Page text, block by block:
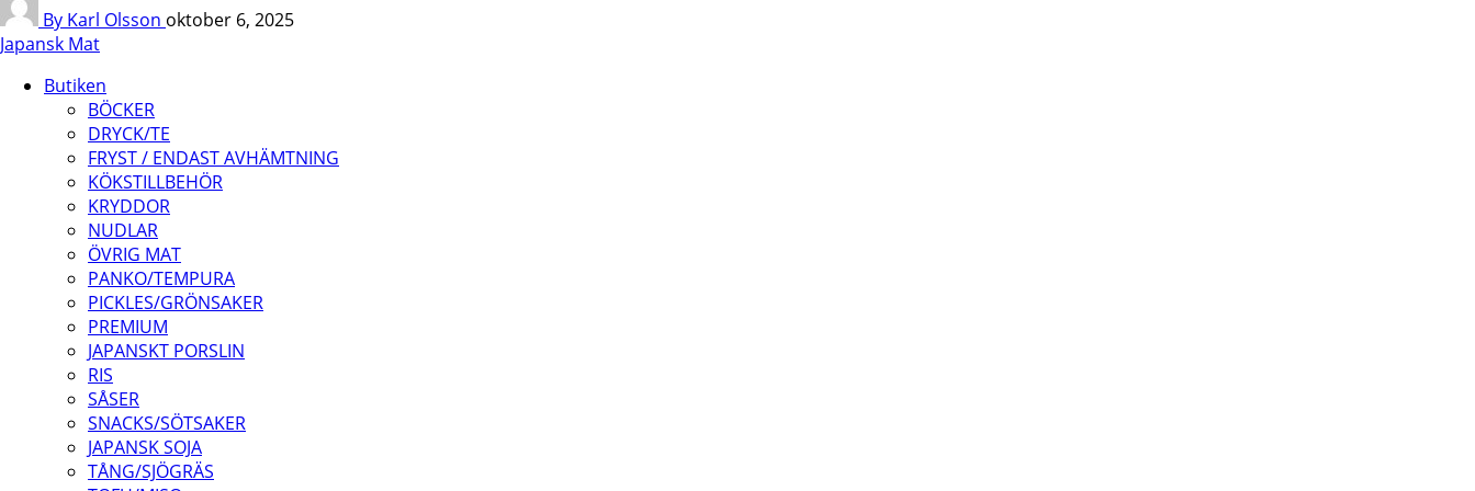
By Karl Olsson oktober 6, 2025
Japansk Mat
Butiken
BÖCKER
DRYCK/TE
FRYST / ENDAST AVHÄMTNING
KÖKSTILLBEHÖR
KRYDDOR
NUDLAR
ÖVRIG MAT
PANKO/TEMPURA
PICKLES/GRÖNSAKER
PREMIUM
JAPANSKT PORSLIN
RIS
SÅSER
SNACKS/SÖTSAKER
JAPANSK SOJA
TÅNG/SJÖGRÄS